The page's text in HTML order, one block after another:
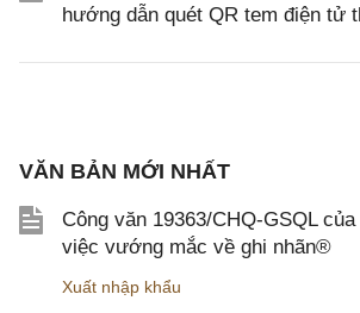
hướng dẫn quét QR tem điện tử
VĂN BẢN MỚI NHẤT
Công văn 19363/CHQ-GSQL
việc vướng mắc về ghi nhãn®
Xuất nhập khẩu